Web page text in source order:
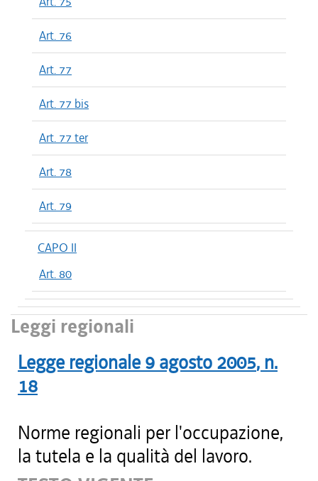
Art. 76
Art. 77
Art. 77 bis
Art. 77 ter
Art. 78
Art. 79
CAPO II
Art. 80
Leggi regionali
Legge regionale 9 agosto 2005, n.
18
Norme regionali per l'occupazione,
la tutela e la qualità del lavoro.